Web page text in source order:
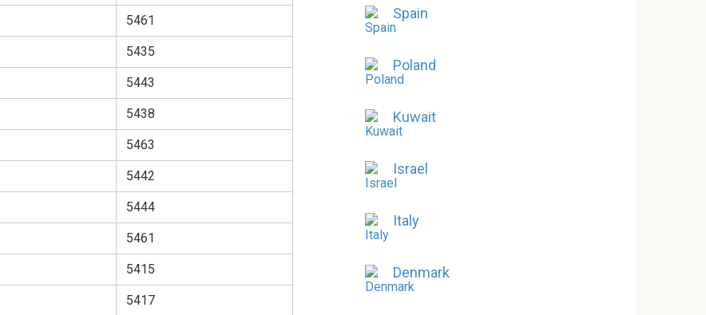
5461
5435
5443
5438
5463
5442
5444
5461
5415
5417
Spain
Poland
Kuwait
Israel
Italy
Denmark